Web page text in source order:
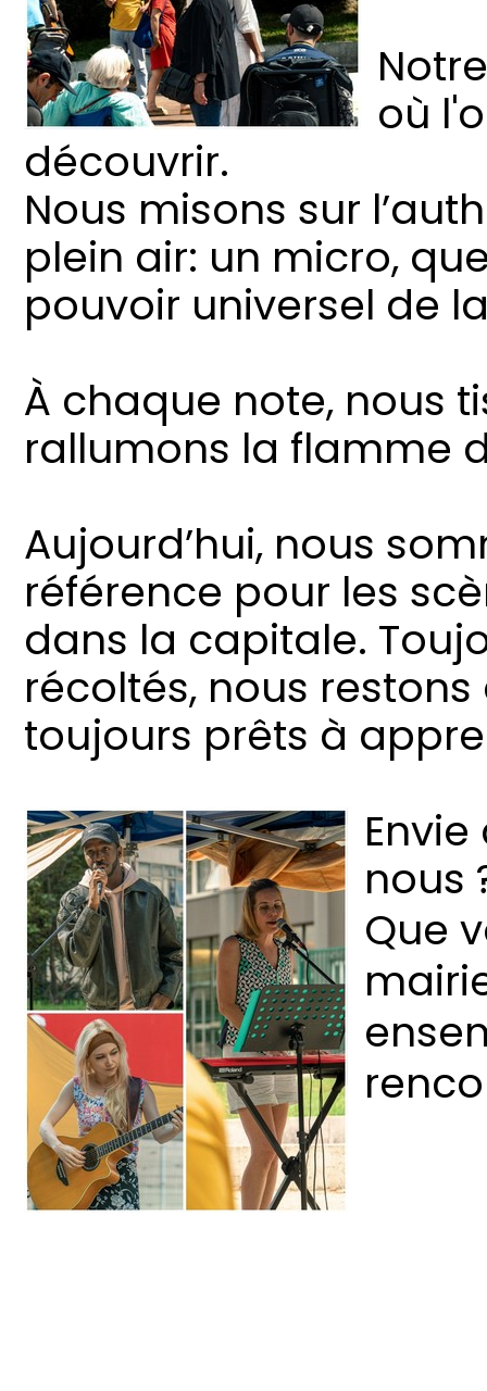
où
découvrir.
Nous misons sur
plein air: un micro,
pouvoir universel de
À chaque note, nous
rallumons la flamme
Aujourd’hui, nous
référence pour les
dans la capitale.
récoltés, nous
toujours prêts à
nous
Que